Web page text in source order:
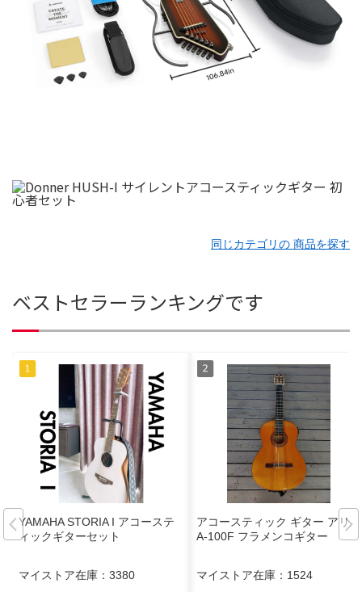
同じカテゴリの 商品を探す
ベストセラーランキングです
YAMAHA STORIA I アコーステ
ィックギターセット
マイストア在庫： 3380
アコースティック ギター アリア
A-100F フラメンコギター
マイストア在庫： 1524